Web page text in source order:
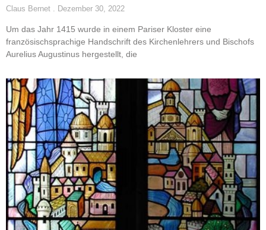
Claus Bernet Dezember 30, 2022
Um das Jahr 1415 wurde in einem Pariser Kloster eine
französischsprachige Handschrift des Kirchenlehrers und Bischofs
Aurelius Augustinus hergestellt, die